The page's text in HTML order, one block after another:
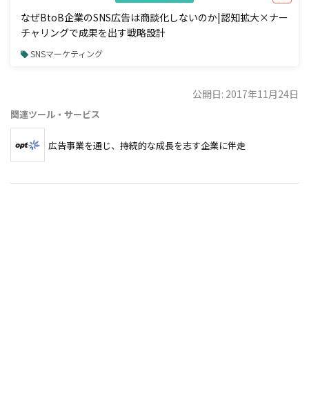
なぜBtoB企業のSNS広告は商談化しないのか|認知拡大×ナー
チャリングで成果を出す戦略設計
SNSマーケティング
公開日: 2017年11月24日
関連ツール・サービス
広告事業を通じ、持続的な成長を志す企業に伴走